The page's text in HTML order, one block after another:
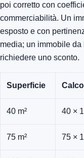
poi corretto con
commerciabilità. Un
esposto e con
media; un immobile
richiedere uno sconto.
Superficie
40 m² 40 ×
75 m² 75 ×